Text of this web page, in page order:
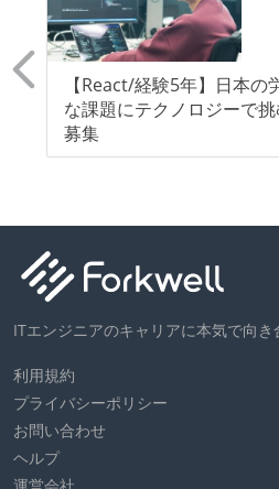
【React/経験5年】日本の
な課題にテクノロジーで
募集
ITエンジニアのキャリアに本気で向き
利用規約
プライバシーポリシー
お問い合わせ
ヘルプ